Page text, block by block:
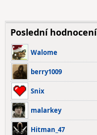
Poslední hodnocení
Walome
berry1009
Snix
malarkey
Hitman_47